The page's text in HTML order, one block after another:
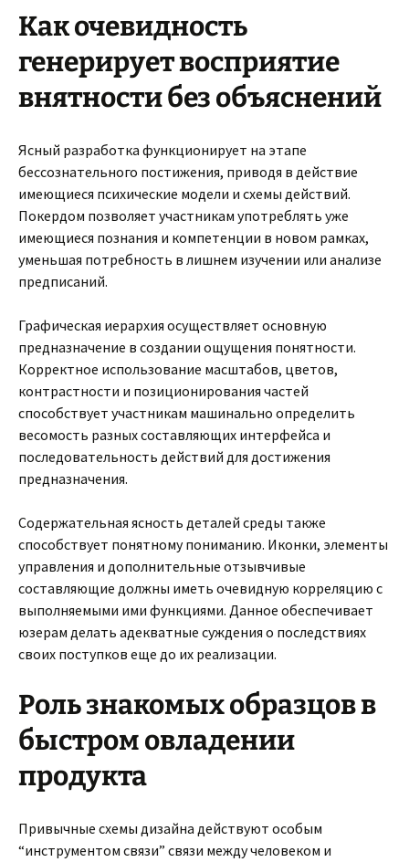
Как очевидность
генерирует восприятие
внятности без объяснений
Ясный разработка функционирует на этапе
бессознательного постижения, приводя в действие
имеющиеся психические модели и схемы действий.
Покердом позволяет участникам употреблять уже
имеющиеся познания и компетенции в новом рамках,
уменьшая потребность в лишнем изучении или анализе
предписаний.
Графическая иерархия осуществляет основную
предназначение в создании ощущения понятности.
Корректное использование масштабов, цветов,
контрастности и позиционирования частей
способствует участникам машинально определить
весомость разных составляющих интерфейса и
последовательность действий для достижения
предназначения.
Содержательная ясность деталей среды также
способствует понятному пониманию. Иконки, элементы
управления и дополнительные отзывчивые
составляющие должны иметь очевидную корреляцию с
выполняемыми ими функциями. Данное обеспечивает
юзерам делать адекватные суждения о последствиях
своих поступков еще до их реализации.
Роль знакомых образцов в
быстром овладении
продукта
Привычные схемы дизайна действуют особым
“инструментом связи” связи между человеком и